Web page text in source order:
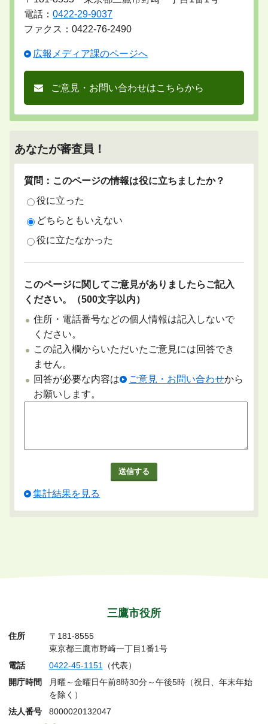
電話：0422-29-9037
ファクス：0422-76-2490
広報メディア課のページへ
ご意見・お問い合わせはこちらから
あなたが審査員！
質問：このページの情報は役に立ちましたか？
役に立った
どちらともいえない
役に立たなかった
このページに関してご意見がありましたらご記入
ください。（500文字以内）
住所・電話番号などの個人情報は記入しないで
ください。
この記入欄からいただいたご意見には回答でき
ません。
回答が必要な内容は
ご意見・お問い合わせから
お願いします。
集計結果を見る
三鷹市役所
住所
〒181-8555
東京都三鷹市野崎一丁目1番1号
電話
0422-45-1151（代表）
開庁時間
月曜～金曜日午前8時30分～午後5時（祝日、年末年始
を除く）
法人番号
8000020132047